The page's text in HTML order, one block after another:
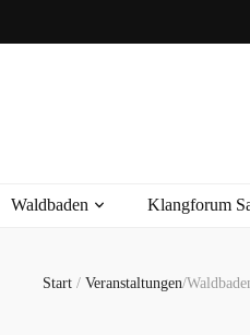
Waldbaden Klangforum
Start / Veranstaltungen/